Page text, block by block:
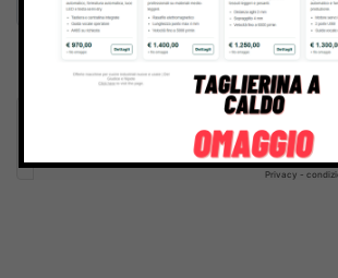
Inviando il messaggio confermo di
Termini e condizioni
del sito web